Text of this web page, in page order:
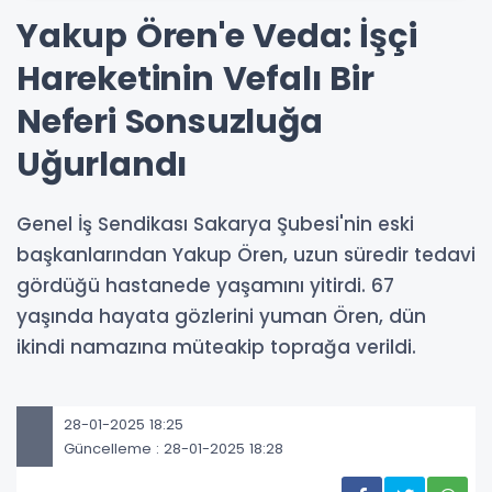
Yakup Ören'e Veda: İşçi
Hareketinin Vefalı Bir
Neferi Sonsuzluğa
Uğurlandı
Genel İş Sendikası Sakarya Şubesi'nin eski
başkanlarından Yakup Ören, uzun süredir tedavi
gördüğü hastanede yaşamını yitirdi. 67
yaşında hayata gözlerini yuman Ören, dün
ikindi namazına müteakip toprağa verildi.
28-01-2025 18:25
Güncelleme : 28-01-2025 18:28